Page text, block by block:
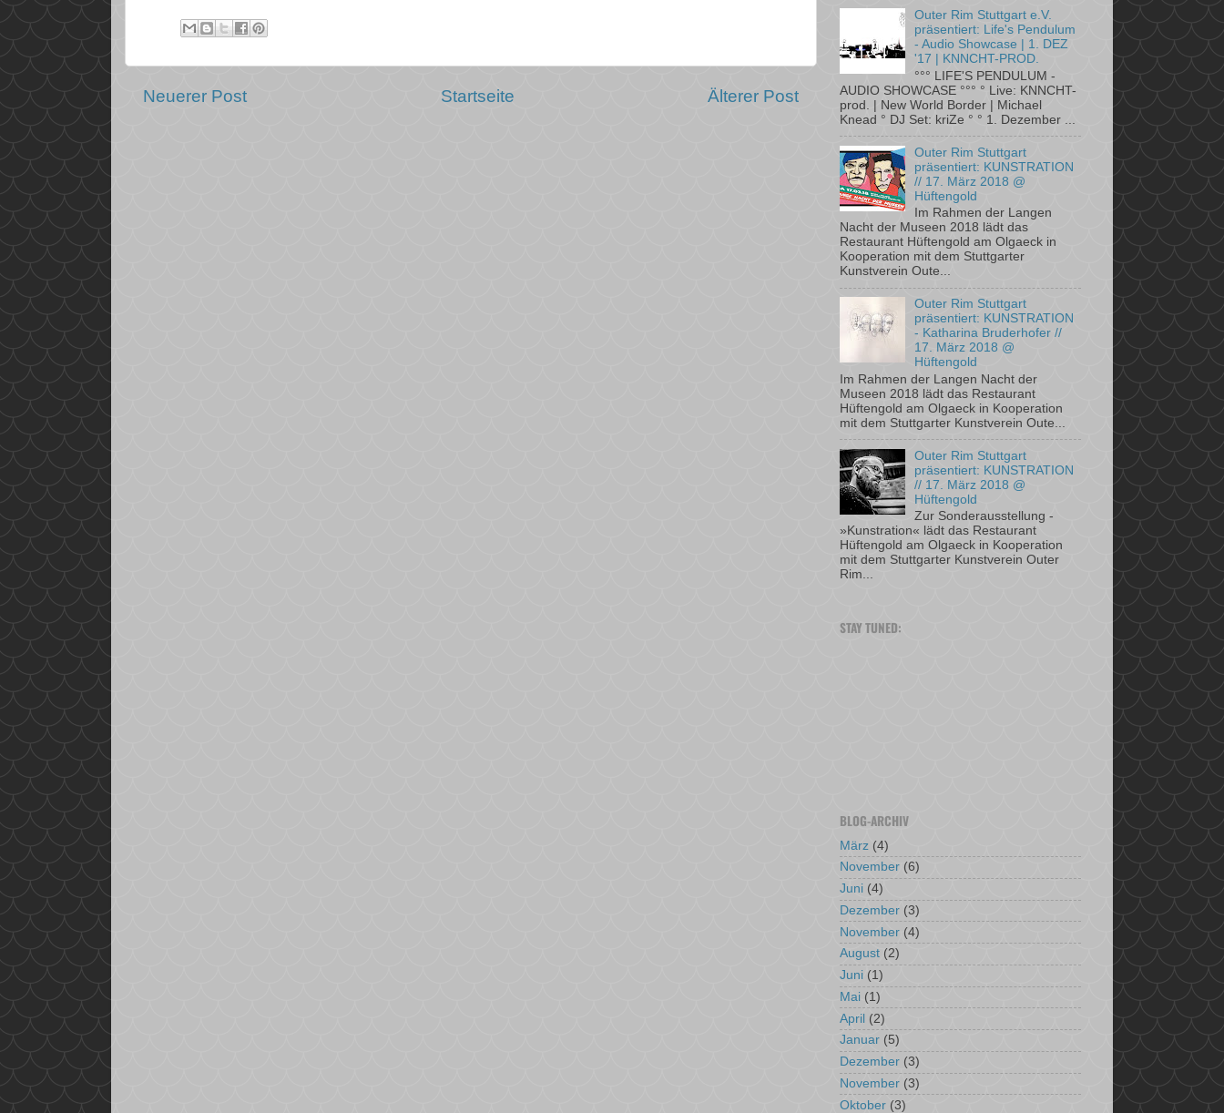
Neuerer Post Älterer Post
Startseite
Outer Rim Stuttgart e.V.
präsentiert: Life's Pendulum
- Audio Showcase | 1. DEZ
'17 | KNNCHT-PROD.
°°° LIFE'S PENDULUM -
AUDIO SHOWCASE °°° ° Live: KNNCHT-
prod. | New World Border | Michael
Knead ° DJ Set: kriZe ° ° 1. Dezember ...
Outer Rim Stuttgart
präsentiert: KUNSTRATION
// 17. März 2018 @
Hüftengold
Im Rahmen der Langen
Nacht der Museen 2018 lädt das
Restaurant Hüftengold am ­Olgaeck in
Kooperation mit dem ­Stuttgarter
Kunstverein Oute...
Outer Rim Stuttgart
präsentiert: KUNSTRATION
- Katharina Bruderhofer //
17. März 2018 @
Hüftengold
Im Rahmen der Langen Nacht der
Museen 2018 lädt das Restaurant
Hüftengold am ­Olgaeck in Kooperation
mit dem ­Stuttgarter Kunstverein Oute...
Outer Rim Stuttgart
präsentiert: KUNSTRATION
// 17. März 2018 @
Hüftengold
Zur Sonderausstellung ­
»Kunstration« lädt das Restaurant
Hüftengold am ­Olgaeck in Kooperation
mit dem ­Stuttgarter Kunstverein Outer
Rim...
STAY TUNED:
BLOG-ARCHIV
März (4)
November (6)
Juni (4)
Dezember (3)
November (4)
August (2)
Juni (1)
Mai (1)
April (2)
Januar (5)
Dezember (3)
November (3)
Oktober (3)